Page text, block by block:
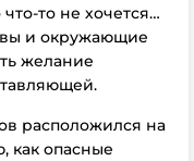
то не хочется…
и окружающие
желание
расположился на
как опасные